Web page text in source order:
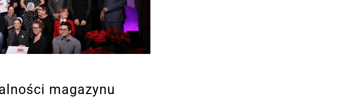
magazynu